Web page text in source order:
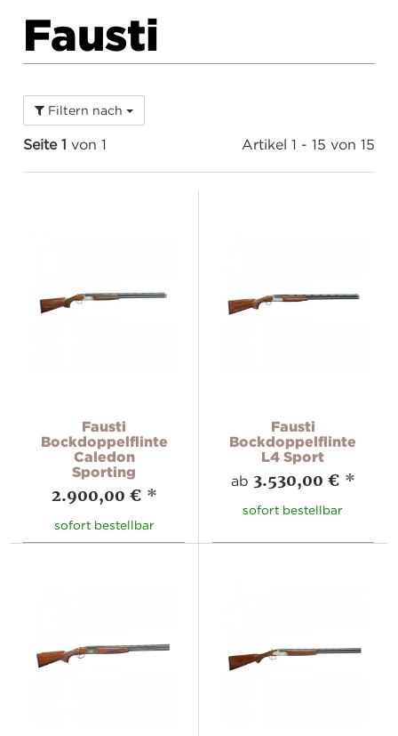
Fausti
Filtern nach
Seite 1 von 1 Artikel 1 - 15 von 15
Fausti
Bockdoppelflinte
Caledon
Sporting
2.900,00 € *
sofort bestellbar
Fausti
Bockdoppelflinte
L4 Sport
ab 3.530,00 € *
sofort bestellbar